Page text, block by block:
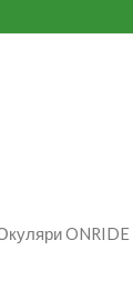
ONRIDE